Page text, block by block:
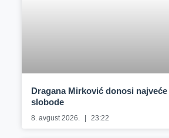
Dragana Mirković donosi
slobode
8. avgust 2026. 23:22